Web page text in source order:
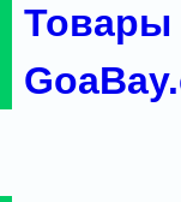
Товары